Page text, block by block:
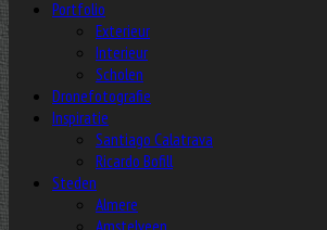
Portfolio
Exterieur
Interieur
Scholen
Dronefotografie
Inspiratie
Santiago Calatrava
Ricardo Bofill
Steden
Almere
Amstelveen